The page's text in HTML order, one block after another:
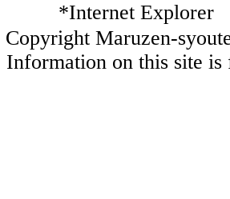
*Internet
Copyright Maruzen-
Information on this site is